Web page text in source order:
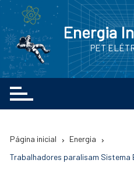
Ir
conteúdo
Energia
PET
Página inicial
Energia
Trabalhadores paralisam Sistema